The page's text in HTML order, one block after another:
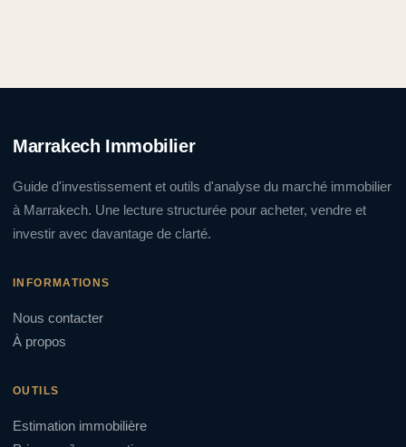
Marrakech Immobilier
Guide d'investissement et outils d'analyse du marché immobilier
à Marrakech. Une lecture structurée pour acheter, vendre et
investir avec davantage de clarté.
INFORMATIONS
Nous contacter
À propos
OUTILS
Estimation immobilière